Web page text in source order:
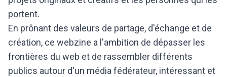
portent.
En prônant des valeurs de partage, d'échange et de
création, ce webzine a l'ambition de dépasser les
frontières du web et de rassembler différents
publics autour d'un média fédérateur, intéressant et